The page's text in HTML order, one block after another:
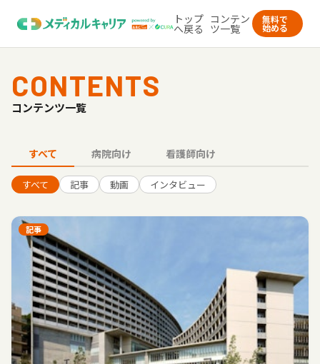
トップ
へ戻る
コンテン
ツ一覧
無料で
始める
CONTENTS
コンテンツ一覧
すべて 病院向け 看護師向け
すべて 記事 動画 インタビュー
記事